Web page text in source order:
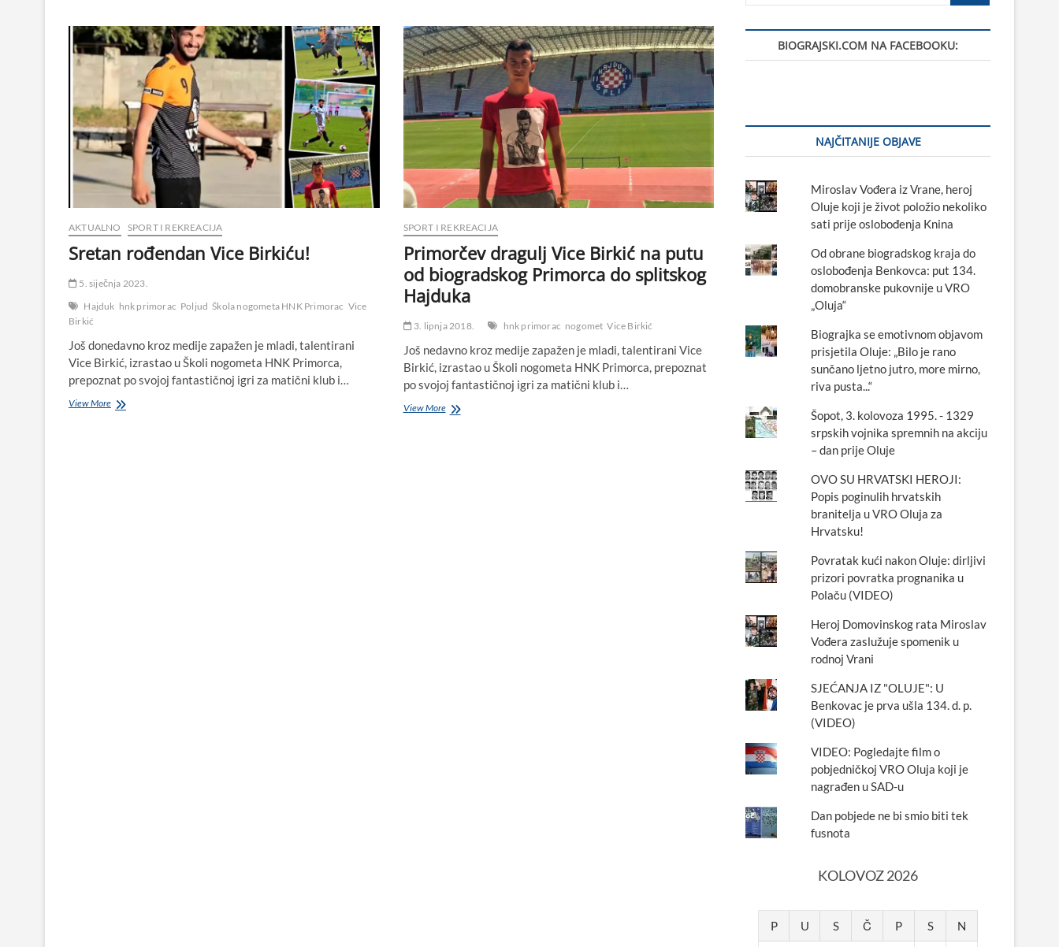
AKTUALNO SPORT I REKREACIJA
Sretan rođendan Vice Birkiću!
5. siječnja 2023.
Hajduk hnk primorac Poljud Škola nogometa HNK Primorac Vice
Birkić
Još donedavno kroz medije zapažen je mladi, talentirani
Vice Birkić, izrastao u Školi nogometa HNK Primorca,
prepoznat po svojoj fantastičnoj igri za matični klub i…
View MoreSretan
SPORT I REKREACIJA
Primorčev dragulj Vice Birkić na putu
od biogradskog Primorca do splitskog
Hajduka
3. lipnja 2018. hnk primorac nogomet Vice Birkić
Još nedavno kroz medije zapažen je mladi, talentirani Vice
Birkić, izrastao u Školi nogometa HNK Primorca, prepoznat
po svojoj fantastičnoj igri za matični klub i…
View MorePrimorčev
BIOGRAJSKI.COM NA FACEBOOKU:
NAJČITANIJE OBJAVE
Miroslav Vođera iz Vrane, heroj
Oluje koji je život položio nekoliko
sati prije oslobođenja Knina
Od obrane biogradskog kraja do
oslobođenja Benkovca: put 134.
domobranske pukovnije u VRO
„Oluja“
Biograjka se emotivnom objavom
prisjetila Oluje: „Bilo je rano
sunčano ljetno jutro, more mirno,
riva pusta...“
Šopot, 3. kolovoza 1995. - 1329
srpskih vojnika spremnih na akciju
– dan prije Oluje
OVO SU HRVATSKI HEROJI:
Popis poginulih hrvatskih
branitelja u VRO Oluja za
Hrvatsku!
Povratak kući nakon Oluje: dirljivi
prizori povratka prognanika u
Polaču (VIDEO)
Heroj Domovinskog rata Miroslav
Vođera zaslužuje spomenik u
rodnoj Vrani
SJEĆANJA IZ "OLUJE": U
Benkovac je prva ušla 134. d. p.
(VIDEO)
VIDEO: Pogledajte film o
pobjedničkoj VRO Oluja koji je
nagrađen u SAD-u
Dan pobjede ne bi smio biti tek
fusnota
KOLOVOZ 2026
P U S Č P S N